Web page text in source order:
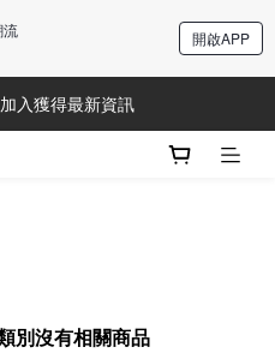
流 開啟APP
入獲得最新資訊
入獲得最新資訊
操作ATM與提供個人資訊
別沒有相關商品